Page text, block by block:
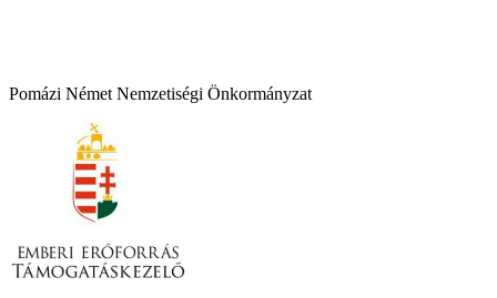
Pomázi Német Nemzetiségi Önkormányzat